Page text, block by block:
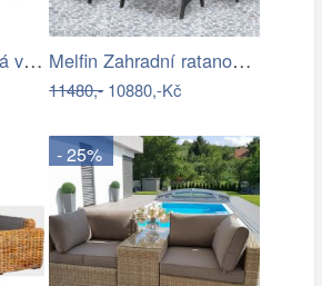
DEOKORK Ratanová variabilní sestava… Melfin Zahradní ratanová sestava…
11480,-10880,-Kč
- 25%